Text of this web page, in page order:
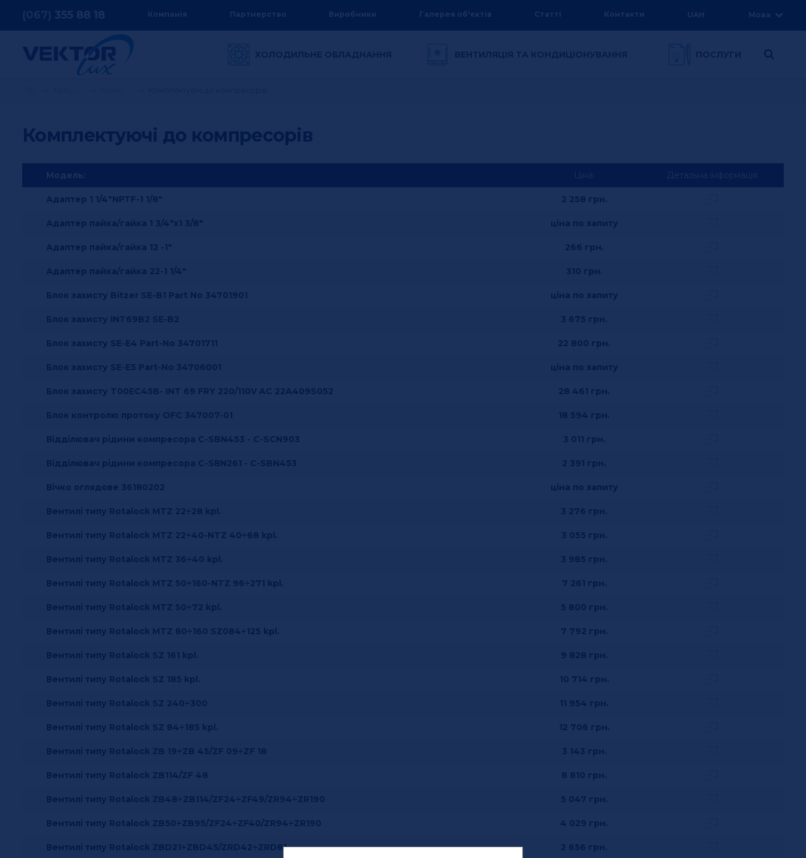
355 88 18 Компанія Партнерство Виробники Галерея об'єктів Статті Контакти UAH Мова
Комплектуючі до компресорів
Адаптер 1 1/4"NPTF-1 1/8" 2 258 грн.
Адаптер пайка/гайка 1 3/4"x1 3/8" ціна по запиту
Адаптер пайка/гайка 12 -1" 266 грн.
Адаптер пайка/гайка 22-1 1/4" 310 грн.
Блок захисту Bitzer SE-B1 Part No 34701901 ціна по запиту
Блок захисту INT69B2 SE-B2 3 675 грн.
Блок захисту SE-E4 Part-No 34701711 22 800 грн.
Блок захисту SE-E5 Part-No 34706001 ціна по запиту
Блок захисту T00EC45B- INT 69 FRY 220/110V AC 22A409S052 28 461 грн.
Блок контролю протоку OFC 347007-01 18 594 грн.
Відділювач рідини компресора C-SBN453 - C-SCN903 3 011 грн.
Відділювач рідини компресора C-SВN261 - C-SBN453 2 391 грн.
Вічко оглядове 36180202 ціна по запиту
Вентилі типу Rotalock MTZ 22÷28 kpl. 3 276 грн.
Вентилі типу Rotalock MTZ 22÷40-NTZ 40÷68 kpl. 3 055 грн.
Вентилі типу Rotalock MTZ 36÷40 kpl. 3 985 грн.
Вентилі типу Rotalock MTZ 50÷160-NTZ 96÷271 kpl. 7 261 грн.
Вентилі типу Rotalock MTZ 50÷72 kpl. 5 800 грн.
Вентилі типу Rotalock MTZ 80÷160 SZ084÷125 kpl. 7 792 грн.
Вентилі типу Rotalock SZ 161 kpl. 9 828 грн.
Вентилі типу Rotalock SZ 185 kpl. 10 714 грн.
Вентилі типу Rotalock SZ 240÷300 11 954 грн.
Вентилі типу Rotalock SZ 84÷185 kpl. 12 706 грн.
Вентилі типу Rotalock ZB 19÷ZB 45/ZF 09÷ZF 18 3 143 грн.
Вентилі типу Rotalock ZB114/ZF 48 8 810 грн.
Вентилі типу Rotalock ZB48÷ZB114/ZF24÷ZF49/ZR94÷ZR190 5 047 грн.
Вентилі типу Rotalock ZB50÷ZB95/ZF24÷ZF40/ZR94÷ZR190 4 029 грн.
Вентилі типу Rotalock ZBD21÷ZBD45/ZRD42÷ZRD81 2 656 грн.